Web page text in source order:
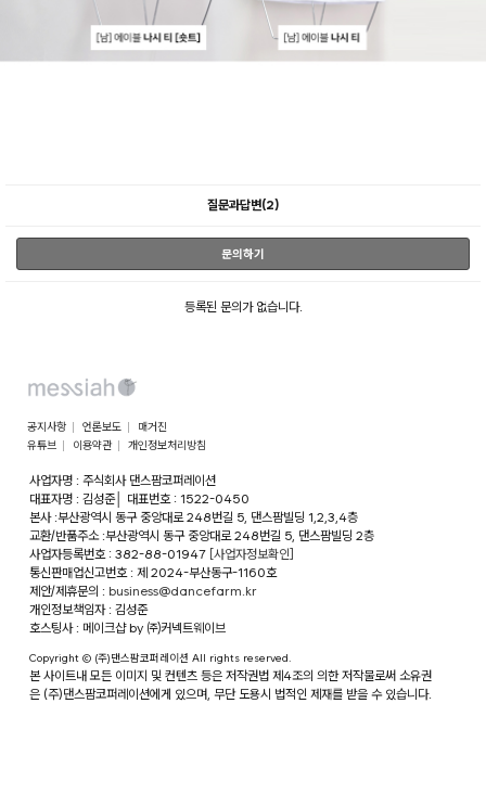
질문과답변(2)
문의하기
등록된 문의가 없습니다.
공지사항 언론보도
매거진
유튜브
이용약관 개인정보처리방침
사업자명 : 주식회사 댄스팜코퍼레이션
대표자명 : 김성준│
대표번호 : 1522-0450
본사 :부산광역시 동구 중앙대로 248번길 5, 댄스팜빌딩 1,2,3,4층
교환/반품주소 :부산광역시 동구 중앙대로 248번길 5, 댄스팜빌딩 2층
사업자등록번호 : 382-88-01947 [사업자정보확인]
통신판매업신고번호 : 제 2024-부산동구-1160호
제안/제휴문의 : business@dancefarm.kr
개인정보책임자 : 김성준
호스팅사 : 메이크샵 by ㈜커넥트웨이브
Copyright © (주)댄스팜코퍼레이션 All rights reserved.
본 사이트내 모든 이미지 및 컨텐츠 등은 저작권법 제4조의 의한 저작물로써 소유권
은 (주)댄스팜코퍼레이션에게 있으며, 무단 도용시 법적인 제재를 받을 수 있습니다.